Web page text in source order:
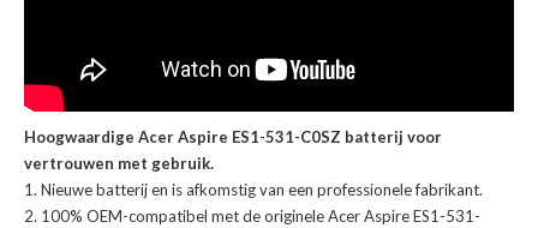
Hoogwaardige Acer Aspire ES1-531-C0SZ batterij voor
vertrouwen met gebruik.
Nieuwe batterij en is afkomstig van een professionele fabrikant.
100% OEM-compatibel met deoriginele Acer Aspire ES1-531-